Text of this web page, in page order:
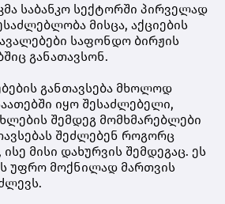
საბანკო სექტორში პირველად
მისცა, აქციების
საფონდო ბირჟის
განათავსონ.
განთავსება მხოლოდ
იყო შესაძლებელი,
შემდეგ მომხმარებლები
შეძლებენ როგორც
ისე მისი დახურვის შემდეგაც. ეს
უფრო მოქნილად მართვის